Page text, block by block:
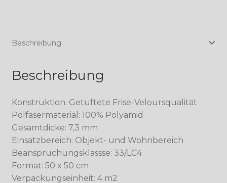
Beschreibung
Beschreibung
Konstruktion: Getuftete Frise-Veloursqualität
Polfasermaterial: 100% Polyamid
Gesamtdicke: 7,3 mm
Einsatzbereich: Objekt- und Wohnbereich
Beanspruchungsklassse: 33/LC4
Format: 50 x 50 cm
Verpackungseinheit: 4 m2